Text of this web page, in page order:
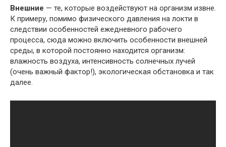
Внешние — те, которые воздействуют на организм извне.
К примеру, помимо физического давления на локти в
следствии особенностей ежедневного рабочего
процесса, сюда можно включить особенности внешней
среды, в которой постоянно находится организм:
влажность воздуха, интенсивность солнечных лучей
(очень важный фактор!), экологическая обстановка и так
далее.